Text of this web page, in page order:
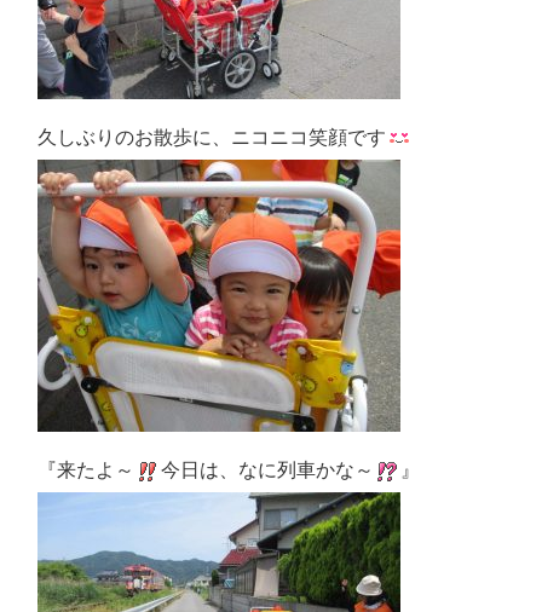
久しぶりのお散歩に、ニコニコ笑顔です
『来たよ～ 今日は、なに列車かな～ 』